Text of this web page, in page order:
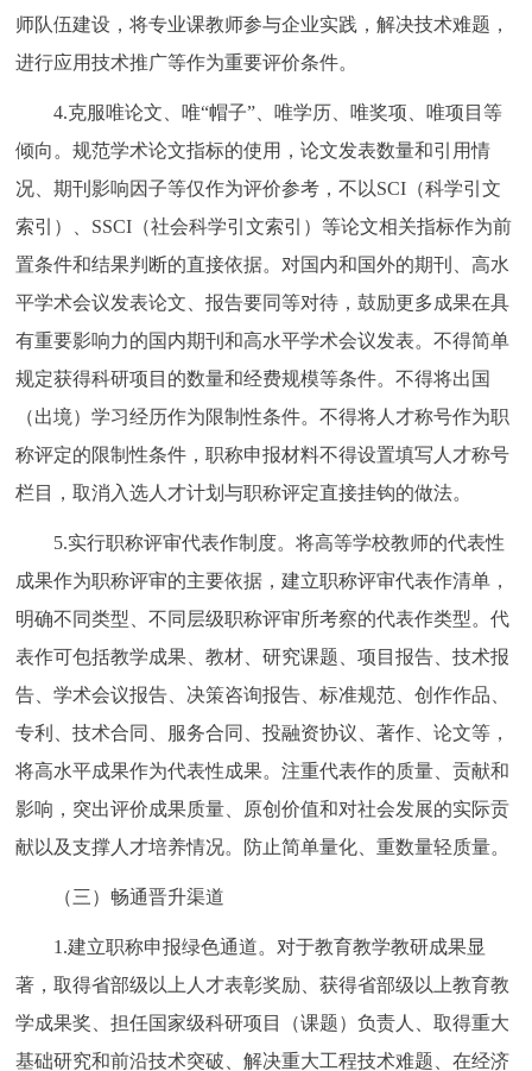
师队伍建设，将专业课教师参与企业实践，解决技术难题，
进行应用技术推广等作为重要评价条件。
4.克服唯论文、唯“帽子”、唯学历、唯奖项、唯项目等
倾向。规范学术论文指标的使用，论文发表数量和引用情
况、期刊影响因子等仅作为评价参考，不以SCI（科学引文
索引）、SSCI（社会科学引文索引）等论文相关指标作为前
置条件和结果判断的直接依据。对国内和国外的期刊、高水
平学术会议发表论文、报告要同等对待，鼓励更多成果在具
有重要影响力的国内期刊和高水平学术会议发表。不得简单
规定获得科研项目的数量和经费规模等条件。不得将出国
（出境）学习经历作为限制性条件。不得将人才称号作为职
称评定的限制性条件，职称申报材料不得设置填写人才称号
栏目，取消入选人才计划与职称评定直接挂钩的做法。
5.实行职称评审代表作制度。将高等学校教师的代表性
成果作为职称评审的主要依据，建立职称评审代表作清单，
明确不同类型、不同层级职称评审所考察的代表作类型。代
表作可包括教学成果、教材、研究课题、项目报告、技术报
告、学术会议报告、决策咨询报告、标准规范、创作作品、
专利、技术合同、服务合同、投融资协议、著作、论文等，
将高水平成果作为代表性成果。注重代表作的质量、贡献和
影响，突出评价成果质量、原创价值和对社会发展的实际贡
献以及支撑人才培养情况。防止简单量化、重数量轻质量。
（三）畅通晋升渠道
1.建立职称申报绿色通道。对于教育教学教研成果显
著，取得省部级以上人才表彰奖励、获得省部级以上教育教
学成果奖、担任国家级科研项目（课题）负责人、取得重大
基础研究和前沿技术突破、解决重大工程技术难题、在经济